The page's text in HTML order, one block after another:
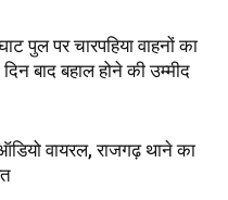
पुल पर चारपहिया वाहनों का
बाद बहाल होने की उम्मीद
वायरल, राजगढ़ थाने का